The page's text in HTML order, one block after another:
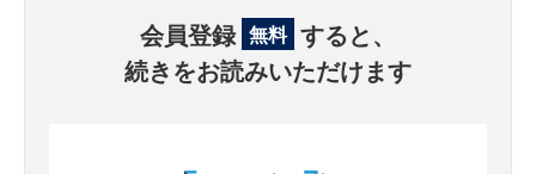
会員登録 無料 すると、
続きをお読みいただけます